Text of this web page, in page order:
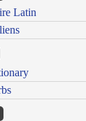
Latin